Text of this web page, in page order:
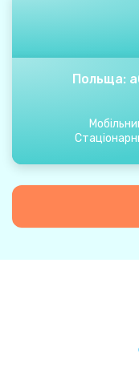
Польща: